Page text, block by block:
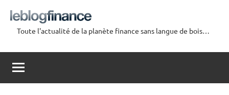
contenu
Blog
Finance
Toute l'actualité de la planète finance sans langue de bois…